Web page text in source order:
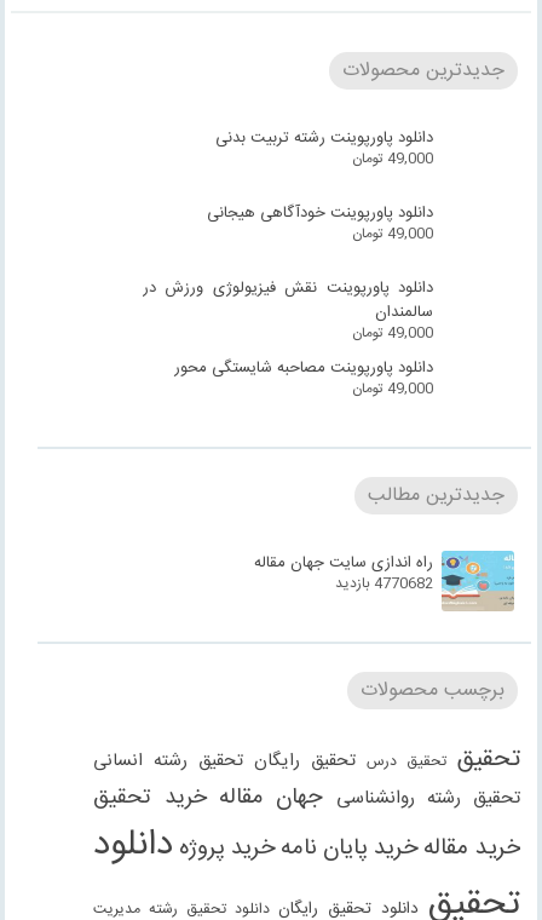
جدیدترین محصولات
دانلود پاورپوینت رشته تربیت بدنی
49,000 تومان
دانلود پاورپوینت خودآگاهی هیجانی
49,000 تومان
دانلود پاورپوینت نقش فیزیولوژی ورزش در
سالمندان
49,000 تومان
دانلود پاورپوینت مصاحبه شایستگی محور
49,000 تومان
جدیدترین مطالب
راه اندازی سایت جهان مقاله
4770682 بازدید
برچسب محصولات
تحقیق تحقیق درس تحقیق رایگان تحقیق رشته انسانی
تحقیق رشته روانشناسی جهان مقاله خرید تحقیق
خرید مقالهخرید پایان نامهخرید پروژه دانلود
تحقیق دانلود تحقیق رایگان دانلود تحقیق رشته مدیریت